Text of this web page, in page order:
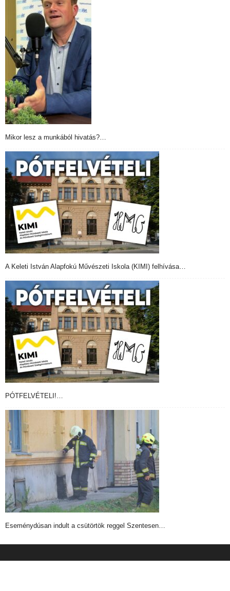
Mikor lesz a munkából hivatás?…
A Keleti István Alapfokú Művészeti Iskola (KIMI) felhívása…
PÓTFELVÉTELI!…
Eseménydúsan indult a csütörtök reggel Szentesen…